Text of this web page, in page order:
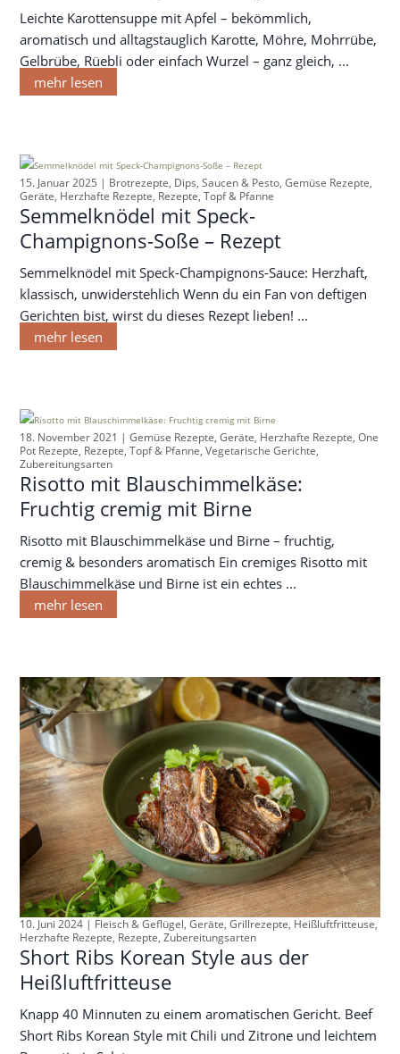
Leichte Karottensuppe mit Apfel – bekömmlich,
aromatisch und alltagstauglich Karotte, Möhre, Mohrrübe,
Gelbrübe, Rüebli oder einfach Wurzel – ganz gleich, ...
mehr lesen
15. Januar 2025 | Brotrezepte, Dips, Saucen & Pesto, Gemüse Rezepte,
Geräte, Herzhafte Rezepte, Rezepte, Topf & Pfanne
Semmelknödel mit Speck-
Champignons-Soße – Rezept
Semmelknödel mit Speck-Champignons-Sauce: Herzhaft,
klassisch, unwiderstehlich Wenn du ein Fan von deftigen
Gerichten bist, wirst du dieses Rezept lieben! ...
mehr lesen
18. November 2021 |Gemüse Rezepte, Geräte, Herzhafte Rezepte, One
Pot Rezepte, Rezepte, Topf & Pfanne, Vegetarische Gerichte,
Zubereitungsarten
Risotto mit Blauschimmelkäse:
Fruchtig cremig mit Birne
Risotto mit Blauschimmelkäse und Birne – fruchtig,
cremig & besonders aromatisch Ein cremiges Risotto mit
Blauschimmelkäse und Birne ist ein echtes ...
mehr lesen
10. Juni 2024 | Fleisch & Geflügel, Geräte, Grillrezepte, Heißluftfritteuse,
Herzhafte Rezepte, Rezepte, Zubereitungsarten
Short Ribs Korean Style aus der
Heißluftfritteuse
Knapp 40 Minnuten zu einem aromatischen Gericht. Beef
Short Ribs Korean Style mit Chili und Zitrone und leichtem